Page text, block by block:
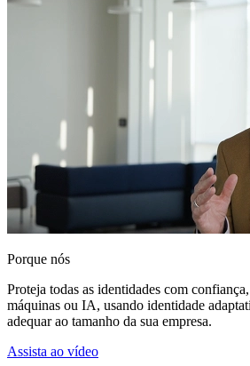
Porque nós
Proteja todas as identidades com confiança,
máquinas ou IA, usando identidade
adequar ao tamanho da sua empresa.
Assista ao vídeo